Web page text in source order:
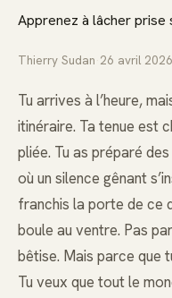
Apprenez à lâcher prise
Thierry Sudan 26 avril 2026
Tu arrives à l’heure,
itinéraire. Ta tenue est
pliée. Tu as préparé
où un silence gênant
franchis la porte de ce
boule au ventre. Pas
bêtise. Mais parce que
Tu veux que tout le